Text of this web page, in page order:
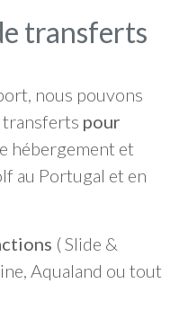
transferts
nous pouvons
transferts pour
hébergement et
au Portugal et en
( Slide &
Aqualand ou tout